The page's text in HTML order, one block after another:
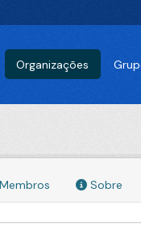
Organizações
Sobre